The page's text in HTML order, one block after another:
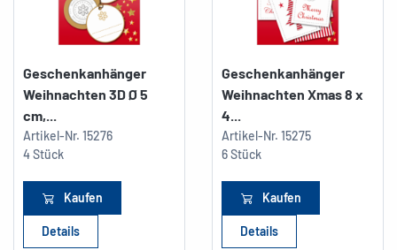
Geschenkanhänger
Weihnachten 3D Ø 5
cm,...
Artikel-Nr. 15276
4 Stück
Kaufen
Details
Geschenkanhänger
Weihnachten Xmas 8 x
4...
Artikel-Nr. 15275
6 Stück
Kaufen
Details